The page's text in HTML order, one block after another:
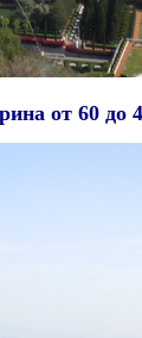
от 60 до